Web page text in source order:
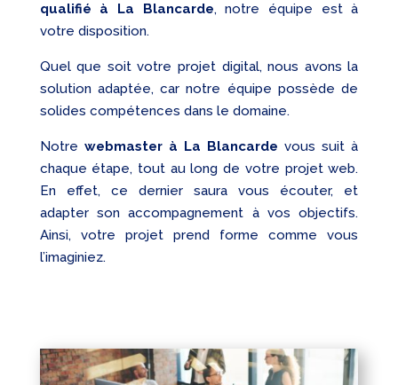
qualifié
à La Blancarde, notre équipe est à
votre disposition.
Quel que soit votre projet digital, nous avons la
solution adaptée, car notre équipe possède de
solides compétences dans le domaine.
Notre webmaster à La Blancarde vous suit à
chaque étape, tout au long de votre projet web.
En effet, ce dernier saura vous écouter, et
adapter son accompagnement à vos objectifs.
Ainsi, votre projet prend forme comme vous
l’imaginiez.